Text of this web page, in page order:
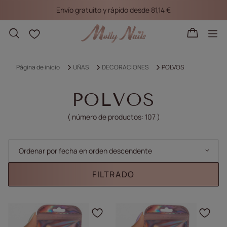
Envío gratuito y rápido desde 81,14 €
Listas de la compra
Página de inicio UÑAS DECORACIONES POLVOS
POLVOS
( número de productos: 107)
Cambiar la clasificación
Ordenar por fecha en orden descendente
FILTRADO
Haga clic para añadir